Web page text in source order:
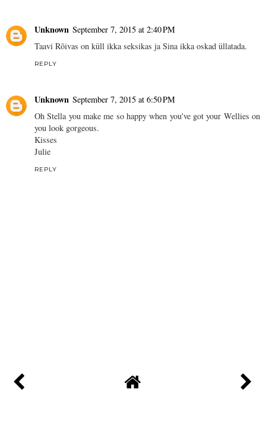
Unknown September 7, 2015 at 2:40 PM
Taavi Rõivas on küll ikka seksikas ja Sina ikka oskad üllatada.
REPLY
Unknown September 7, 2015 at 6:50 PM
Oh Stella you make me so happy when you've got your Wellies on
you look gorgeous.
Kisses
Julie
REPLY